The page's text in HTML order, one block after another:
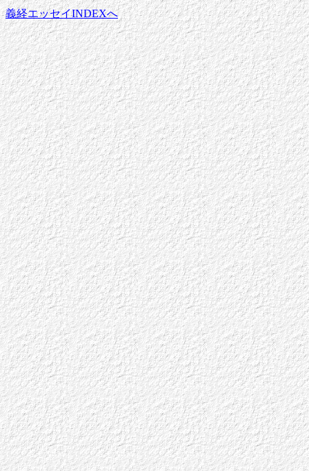
義経エッセイINDEXへ